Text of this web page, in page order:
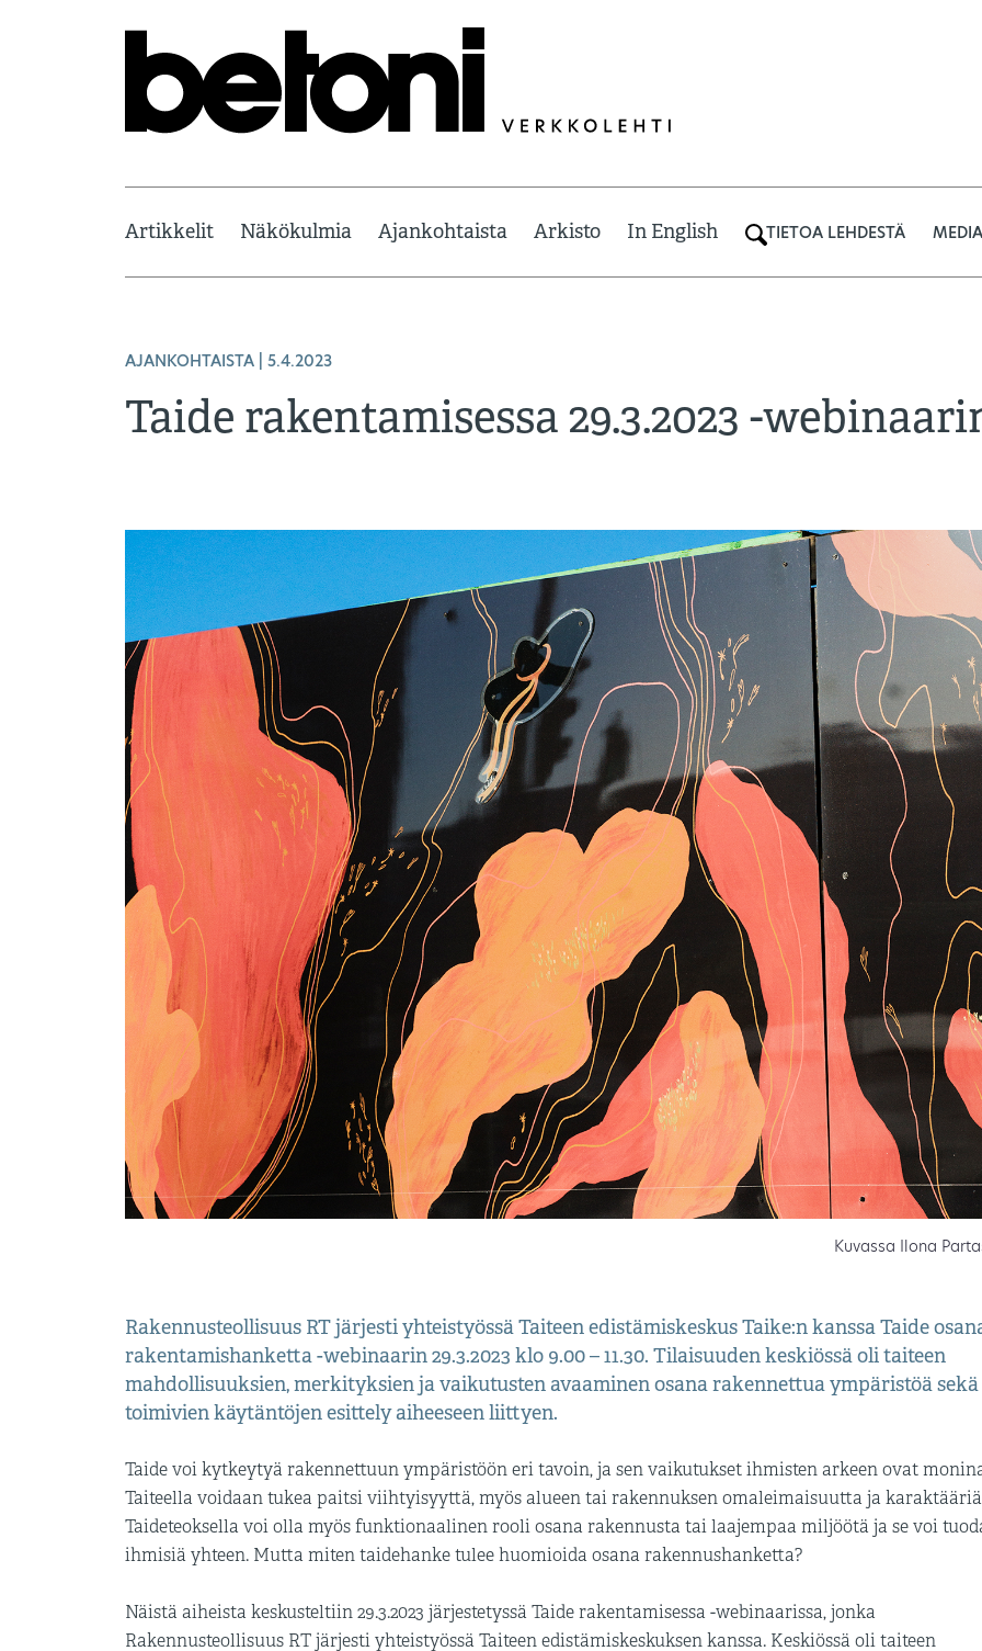
Artikkelit Näkökulmia Ajankohtaista Arkisto In English TIETOA LEHDESTÄ
AJANKOHTAISTA | 5.4.2023
Taide rakentamisessa 29.3.2023 -
Kuvassa Ilona
Rakennusteollisuus RT järjesti yhteistyössä Taiteen edistämiskeskus Taike:n kanssa Taide
rakentamishanketta -webinaarin 29.3.2023 klo 9.00 – 11.30. Tilaisuuden keskiössä oli taiteen
mahdollisuuksien, merkityksien ja vaikutusten avaaminen osana rakennettua ympäristöä sekä
toimivien käytäntöjen esittely aiheeseen liittyen.
Taide voi kytkeytyä rakennettuun ympäristöön eri tavoin, ja sen vaikutukset ihmisten arkeen ovat
Taiteella voidaan tukea paitsi viihtyisyyttä, myös alueen tai rakennuksen omaleimaisuutta ja
Taideteoksella voi olla myös funktionaalinen rooli osana rakennusta tai laajempaa miljöötä ja se voi
ihmisiä yhteen. Mutta miten taidehanke tulee huomioida osana rakennushanketta?
Näistä aiheista keskusteltiin 29.3.2023 järjestetyssä Taide rakentamisessa -webinaarissa, jonka
Rakennusteollisuus RT järjesti yhteistyössä Taiteen edistämiskeskuksen kanssa. Keskiössä oli taiteen